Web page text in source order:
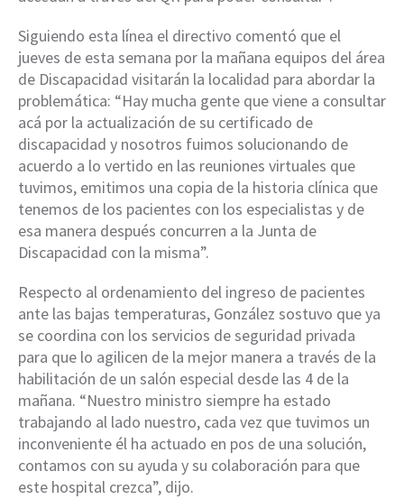
Siguiendo esta línea el directivo comentó que el
jueves de esta semana por la mañana equipos del área
de Discapacidad visitarán la localidad para abordar la
problemática: “Hay mucha gente que viene a consultar
acá por la actualización de su certificado de
discapacidad y nosotros fuimos solucionando de
acuerdo a lo vertido en las reuniones virtuales que
tuvimos, emitimos una copia de la historia clínica que
tenemos de los pacientes con los especialistas y de
esa manera después concurren a la Junta de
Discapacidad con la misma”.
Respecto al ordenamiento del ingreso de pacientes
ante las bajas temperaturas, González sostuvo que ya
se coordina con los servicios de seguridad privada
para que lo agilicen de la mejor manera a través de la
habilitación de un salón especial desde las 4 de la
mañana. “Nuestro ministro siempre ha estado
trabajando al lado nuestro, cada vez que tuvimos un
inconveniente él ha actuado en pos de una solución,
contamos con su ayuda y su colaboración para que
este hospital crezca”, dijo.